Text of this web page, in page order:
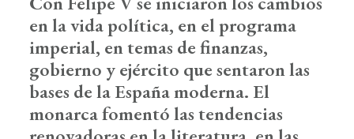
en la vida política, en el programa
imperial, en temas de finanzas,
gobierno y ejército que sentaron las
bases de la España moderna. El
monarca fomentó las tendencias